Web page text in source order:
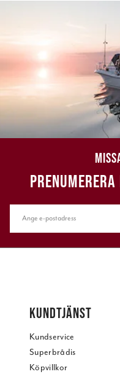
KUNDTJÄNST
Kundservice
Superbrådis
Köpvillkor